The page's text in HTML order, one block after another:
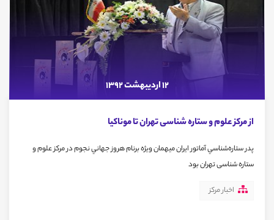
12 اردیبهشت 1392
از مرکز علوم و ستاره شناسی تهران تا موناكيا
پدر ستاره‌شناسي آماتور ايران میهمان ويژه برنام هروز جهاني نجوم در مرکز علوم و
ستاره شناسی تهران بود
اخبار مرکز